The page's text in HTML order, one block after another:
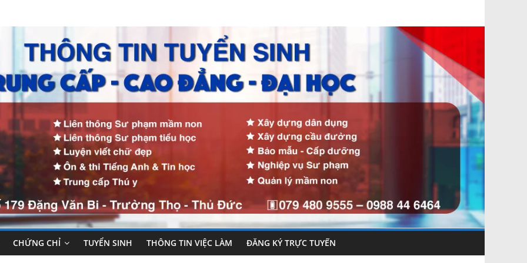
CHỨNG CHỈ TUYỂN SINH THÔNG TIN VIỆC LÀM ĐĂNG KÝ TRỰC TUYẾN